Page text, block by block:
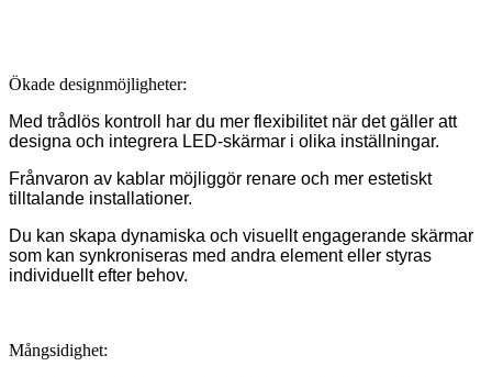
Ökade designmöjligheter:
Med trådlös kontroll har du mer flexibilitet när det gäller att
designa och integrera LED-skärmar i olika inställningar.
Frånvaron av kablar möjliggör renare och mer estetiskt
tilltalande installationer.
Du kan skapa dynamiska och visuellt engagerande skärmar
som kan synkroniseras med andra element eller styras
individuellt efter behov.
Mångsidighet: